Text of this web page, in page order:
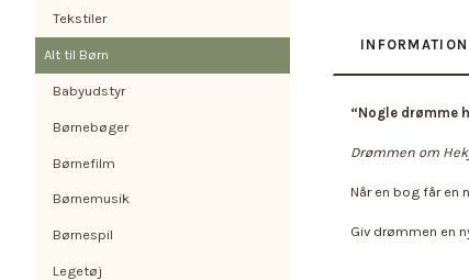
Tekstiler
Alt til Børn
Babyudstyr
Børnebøger
Børnefilm
Børnemusik
Børnespil
Legetøj
INFORMATION
“Nogle drømme
Drømmen om
Når en bog får
Giv drømmen en